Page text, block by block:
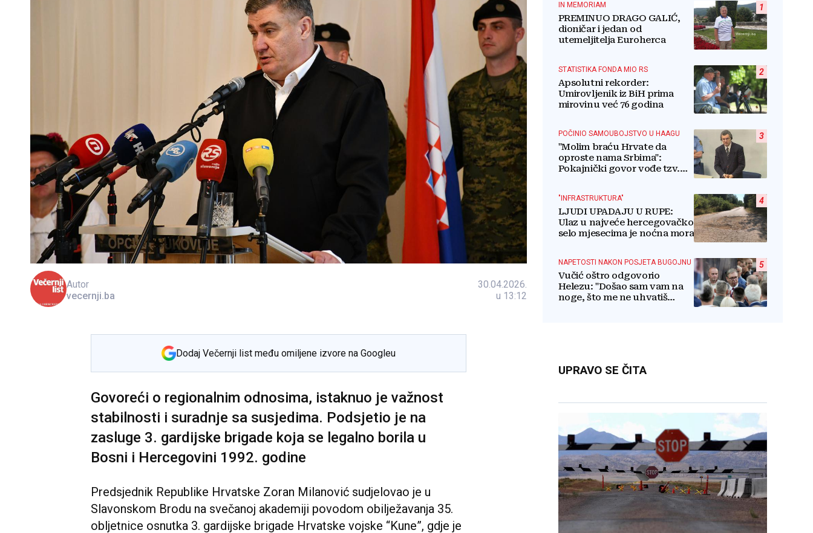
Autor
vecernji.ba
30.04.2026.
u 13:12
Dodaj Večernji list među omiljene izvore na Googleu
Govoreći o regionalnim odnosima, istaknuo je važnost
stabilnosti i suradnje sa susjedima. Podsjetio je na
zasluge 3. gardijske brigade koja se legalno borila u
Bosni i Hercegovini 1992. godine
1
IN MEMORIAM
PREMINUO DRAGO GALIĆ,
dioničar i jedan od
utemeljitelja Euroherca
2
STATISTIKA FONDA MIO RS
Apsolutni rekorder:
Umirovljenik iz BiH prima
mirovinu već 76 godina
3
POČINIO SAMOUBOJSTVO U HAAGU
"Molim braću Hrvate da
oproste nama Srbima":
Pokajnički govor vođe tzv.
4
"INFRASTRUKTURA"
LJUDI UPADAJU U RUPE:
Ulaz u najveće hercegovačko
selo mjesecima je noćna mora
5
NAPETOSTI NAKON POSJETA BUGOJNU
Vučić oštro odgovorio
Helezu: "Došao sam vam na
noge, što me ne uhvatiš
UPRAVO SE ČITA